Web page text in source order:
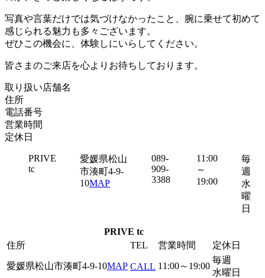
写真や言葉だけでは気づけなかったこと、腕に乗せて初めて
感じられる魅力も多々ございます。
ぜひこの機会に、体験しにいらしてください。
皆さまのご来店を心よりお待ちしております。
取り扱い店舗名
住所
電話番号
営業時間
定休日
PRIVE
tc
愛媛県松山
市湊町4-9-
10MAP
089-
909-
3388
11:00
～
19:00
毎
週
水
曜
日
PRIVE tc
住所
TEL 営業時間 定休日
愛媛県松山市湊町4-9-10MAP CALL 11:00～19:00
毎週
水曜日